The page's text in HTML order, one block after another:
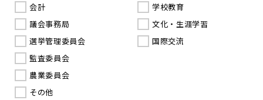
会計
議会事務局
選挙管理委員会
監査委員会
農業委員会
その他
学校教育
文化・生涯学習
国際交流